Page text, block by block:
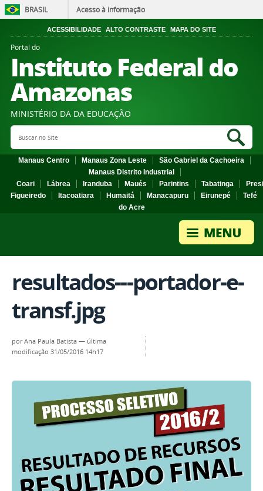
BRASIL Acesso à informação
ACESSIBILIDADE ALTO CONTRASTE MAPA DO SITE
Portal do
Instituto Federal do
Amazonas
MINISTÉRIO DA DA EDUCAÇÃO
Search Site
Manaus Centro Manaus Zona Leste
São Gabriel da Cachoeira
Manaus Distrito Industrial
Coari
Lábrea Iranduba Maués Parintins Tabatinga
Figueiredo
Itacoatiara Humaitá Manacapuru Eirunepé
Tefé
do Acre
resultados---portador-e-
transf.jpg
porAna Paula Batista — última
modificação 31/05/2016 14h17